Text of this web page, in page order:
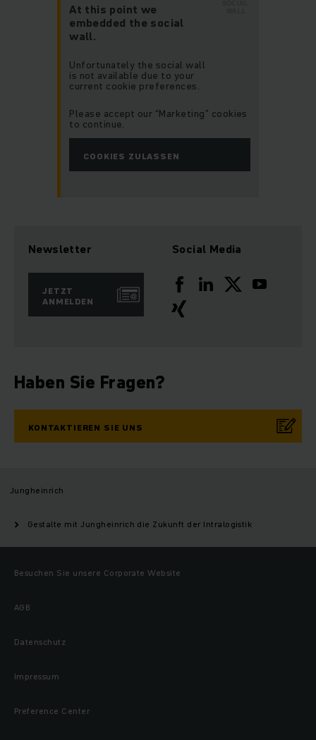
At this point we
embedded the social
wall.
Unfortunately the social wall
is not available due to your
current cookie preferences.
Please accept our “Marketing” cookies
to continue.
COOKIES ZULASSEN
Newsletter
JETZT
ANMELDEN
Social Media
Haben Sie Fragen?
KONTAKTIEREN SIE UNS
Jungheinrich
Gestalte mit Jungheinrich die Zukunft der Intralogistik
Besuchen Sie unsere Corporate Website
AGB
Datenschutz
Impressum
Preference Center